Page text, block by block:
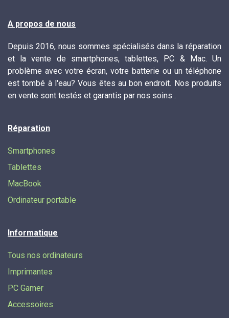
A propos de nous
Depuis 2016, nous sommes spécialisés dans la réparation
et la vente de smartphones, tablettes, PC & Mac. Un
problème avec votre écran, votre batterie ou un téléphone
est tombé à l'eau? Vous êtes au bon endroit. Nos produits
en vente sont testés et garantis par nos soins .
Réparation
Smartphones
Tablettes
MacBook
Ordinateur portable
Informatique
Tous nos ordinateurs
Imprimantes
PC Gamer
Accessoires